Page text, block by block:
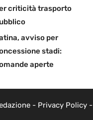
criticità trasporto
avviso per
stadi:
aperte
- Privacy Policy-